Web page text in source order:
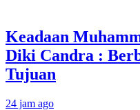
Keadaan
Diki Candra :
Tujuan
24 jam ago